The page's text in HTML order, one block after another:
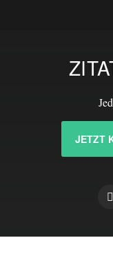
JETZT